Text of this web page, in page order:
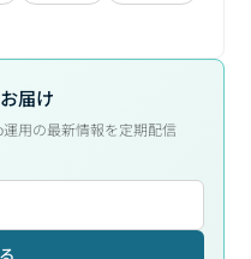
届け
用の最新情報を定期配信